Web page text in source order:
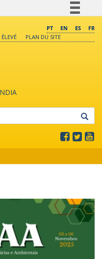
Comunica BR
PT EN ES
FR
PLAN DU SITE